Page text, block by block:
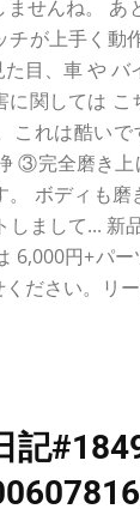
せんね。
チが上手く
目、車 や
関しては
これは酷い
完全磨き上
ボディも
まして... 新
6,000円+パ
ださい。リ
記